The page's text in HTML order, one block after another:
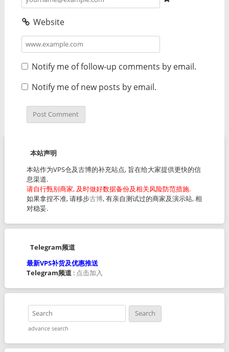
Website
Notify me of follow-up comments by email.
Notify me of new posts by email.
本站声明
本站作为VPS仓及古博的补充站点, 旨在给大家提供更快的信
息渠道.
请自行甄别商家, 及时做好数据备份及相关风险防范措施.
如果拿捏不准, 请移步古博, 有亲自测试过的商家及演示站, 相
对稳妥.
Telegram频道
最新VPS补货及优惠推送
Telegram频道: 点击加入
advance search